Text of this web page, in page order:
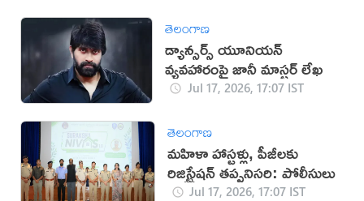
తెలంగాణ
డ్యాన్సర్స్ యూనియన్
వ్యవహారంపై జానీ మాస్టర్ లేఖ
Jul 17, 2026, 17:07 IST
తెలంగాణ
మహిళా హాస్టళ్లు, పీజీలకు
రిజిస్ట్రేషన్ తప్పనిసరి: పోలీసులు
Jul 17, 2026, 17:07 IST